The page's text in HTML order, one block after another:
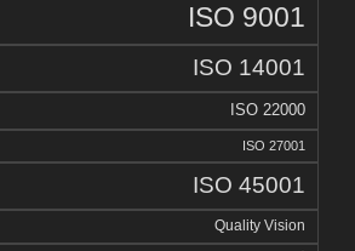
ISO 9001
ISO 14001
ISO 22000
ISO 27001
ISO 45001
Quality Vision